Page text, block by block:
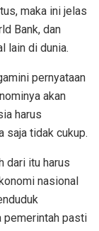
maka ini jelas
Bank, dan
lain di dunia.
pernyataan
akan
harus
saja tidak cukup.
dari itu harus
nasional
pemerintah pasti